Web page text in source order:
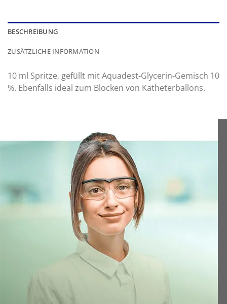
BESCHREIBUNG
ZUSÄTZLICHE INFORMATION
10 ml Spritze, gefüllt mit Aquadest-Glycerin-Gemisch 10
%. Ebenfalls ideal zum Blocken von Katheterballons.